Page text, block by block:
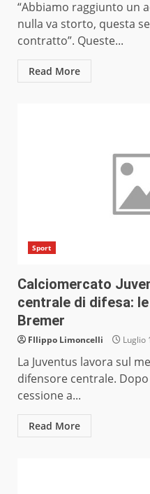
“Abbiamo raggiunto un
nulla va storto, questa
contratto”. Queste...
Read More
Sport
Calciomercato
centrale di difesa:
Bremer
FIlippo Limoncelli Luglio
La Juventus lavora sul
difensore centrale. Dopo
cessione a...
Read More